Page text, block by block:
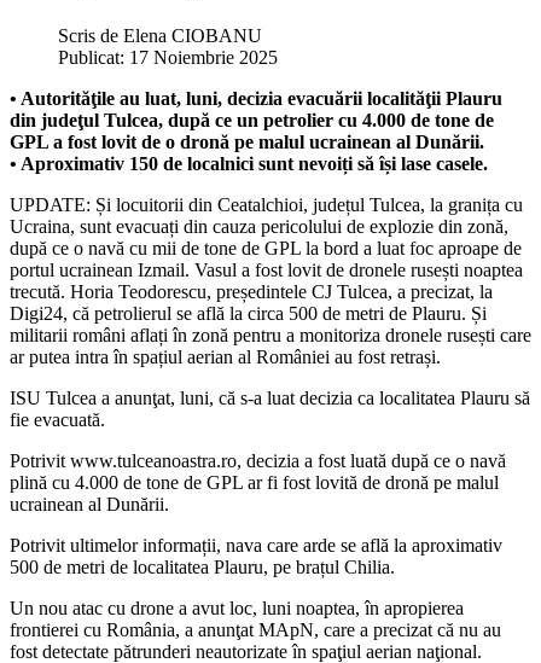
Scris de Elena CIOBANU
Publicat: 17 Noiembrie 2025
• Autorităţile au luat, luni, decizia evacuării localităţii Plauru
din judeţul Tulcea, după ce un petrolier cu 4.000 de tone de
GPL a fost lovit de o dronă pe malul ucrainean al Dunării.
• Aproximativ 150 de localnici sunt nevoiți să își lase casele.
UPDATE: Și locuitorii din Ceatalchioi, județul Tulcea, la granița cu
Ucraina, sunt evacuați din cauza pericolului de explozie din zonă,
după ce o navă cu mii de tone de GPL la bord a luat foc aproape de
portul ucrainean Izmail. Vasul a fost lovit de dronele rusești noaptea
trecută. Horia Teodorescu, președintele CJ Tulcea, a precizat, la
Digi24, că petrolierul se află la circa 500 de metri de Plauru. Și
militarii români aflați în zonă pentru a monitoriza dronele rusești care
ar putea intra în spațiul aerian al României au fost retrași.
ISU Tulcea a anunţat, luni, că s-a luat decizia ca localitatea Plauru să
fie evacuată.
Potrivit www.tulceanoastra.ro, decizia a fost luată după ce o navă
plină cu 4.000 de tone de GPL ar fi fost lovită de dronă pe malul
ucrainean al Dunării.
Potrivit ultimelor informații, nava care arde se află la aproximativ
500 de metri de localitatea Plauru, pe brațul Chilia.
Un nou atac cu drone a avut loc, luni noaptea, în apropierea
frontierei cu România, a anunţat MApN, care a precizat că nu au
fost detectate pătrunderi neautorizate în spaţiul aerian naţional.